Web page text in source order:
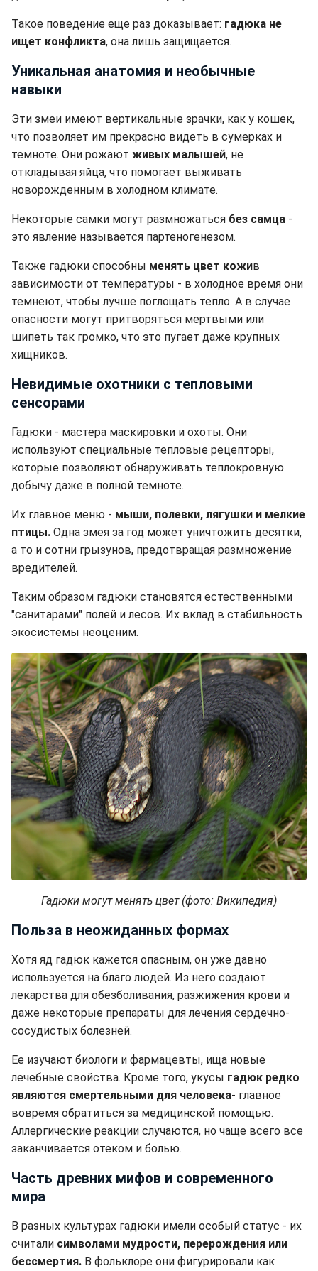
Такое поведение еще раз доказывает: гадюка не
ищет конфликта, она лишь защищается.
Уникальная анатомия и необычные
навыки
Эти змеи имеют вертикальные зрачки, как у кошек,
что позволяет им прекрасно видеть в сумерках и
темноте. Они рожают живых малышей, не
откладывая яйца, что помогает выживать
новорожденным в холодном климате.
Некоторые самки могут размножаться без самца -
это явление называется партеногенезом.
Также гадюки способны менять цвет кожив
зависимости от температуры - в холодное время они
темнеют, чтобы лучше поглощать тепло. А в случае
опасности могут притворяться мертвыми или
шипеть так громко, что это пугает даже крупных
хищников.
Невидимые охотники с тепловыми
сенсорами
Гадюки - мастера маскировки и охоты. Они
используют специальные тепловые рецепторы,
которые позволяют обнаруживать теплокровную
добычу даже в полной темноте.
Их главное меню - мыши, полевки, лягушки и мелкие
птицы. Одна змея за год может уничтожить десятки,
а то и сотни грызунов, предотвращая размножение
вредителей.
Таким образом гадюки становятся естественными
"санитарами" полей и лесов. Их вклад в стабильность
экосистемы неоценим.
Гадюки могут менять цвет (фото: Википедия)
Польза в неожиданных формах
Хотя яд гадюк кажется опасным, он уже давно
используется на благо людей. Из него создают
лекарства для обезболивания, разжижения крови и
даже некоторые препараты для лечения сердечно-
сосудистых болезней.
Ее изучают биологи и фармацевты, ища новые
лечебные свойства. Кроме того, укусы гадюк редко
являются смертельными для человека- главное
вовремя обратиться за медицинской помощью.
Аллергические реакции случаются, но чаще всего все
заканчивается отеком и болью.
Часть древних мифов и современного
мира
В разных культурах гадюки имели особый статус - их
считали символами мудрости, перерождения или
бессмертия. В фольклоре они фигурировали как